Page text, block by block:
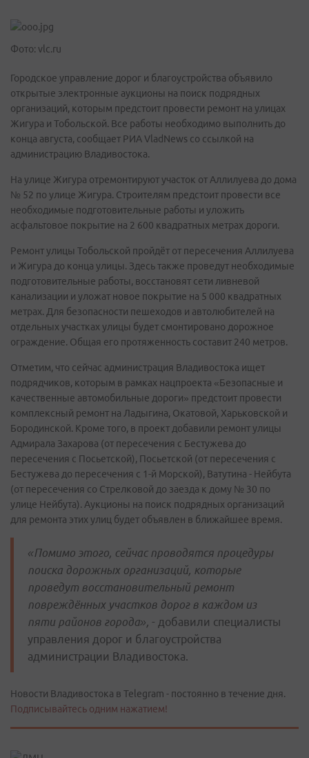
Фото: vlc.ru
Городское управление дорог и благоустройства объявило
открытые электронные аукционы на поиск подрядных
организаций, которым предстоит провести ремонт на улицах
Жигура и Тобольской. Все работы необходимо выполнить до
конца августа, сообщает РИА VladNews со ссылкой на
администрацию Владивостока.
На улице Жигура отремонтируют участок от Аллилуева до дома
№ 52 по улице Жигура. Строителям предстоит провести все
необходимые подготовительные работы и уложить
асфальтовое покрытие на 2 600 квадратных метрах дороги.
Ремонт улицы Тобольской пройдёт от пересечения Аллилуева
и Жигура до конца улицы. Здесь также проведут необходимые
подготовительные работы, восстановят сети ливневой
канализации и уложат новое покрытие на 5 000 квадратных
метрах. Для безопасности пешеходов и автолюбителей на
отдельных участках улицы будет смонтировано дорожное
ограждение. Общая его протяженность составит 240 метров.
Отметим, что сейчас администрация Владивостока ищет
подрядчиков, которым в рамках нацпроекта «Безопасные и
качественные автомобильные дороги» предстоит провести
комплексный ремонт на Ладыгина, Окатовой, Харьковской и
Бородинской. Кроме того, в проект добавили ремонт улицы
Адмирала Захарова (от пересечения с Бестужева до
пересечения с Посьетской), Посьетской (от пересечения с
Бестужева до пересечения с 1-й Морской), Ватутина - Нейбута
(от пересечения со Стрелковой до заезда к дому № 30 по
улице Нейбута). Аукционы на поиск подрядных организаций
для ремонта этих улиц будет объявлен в ближайшее время.
«Помимо этого, сейчас проводятся процедуры
поиска дорожных организаций, которые
проведут восстановительный ремонт
повреждённых участков дорог в каждом из
пяти районов города», - добавили специалисты
управления дорог и благоустройства
администрации Владивостока.
Новости Владивостока в Telegram - постоянно в течение дня.
Подписывайтесь одним нажатием!